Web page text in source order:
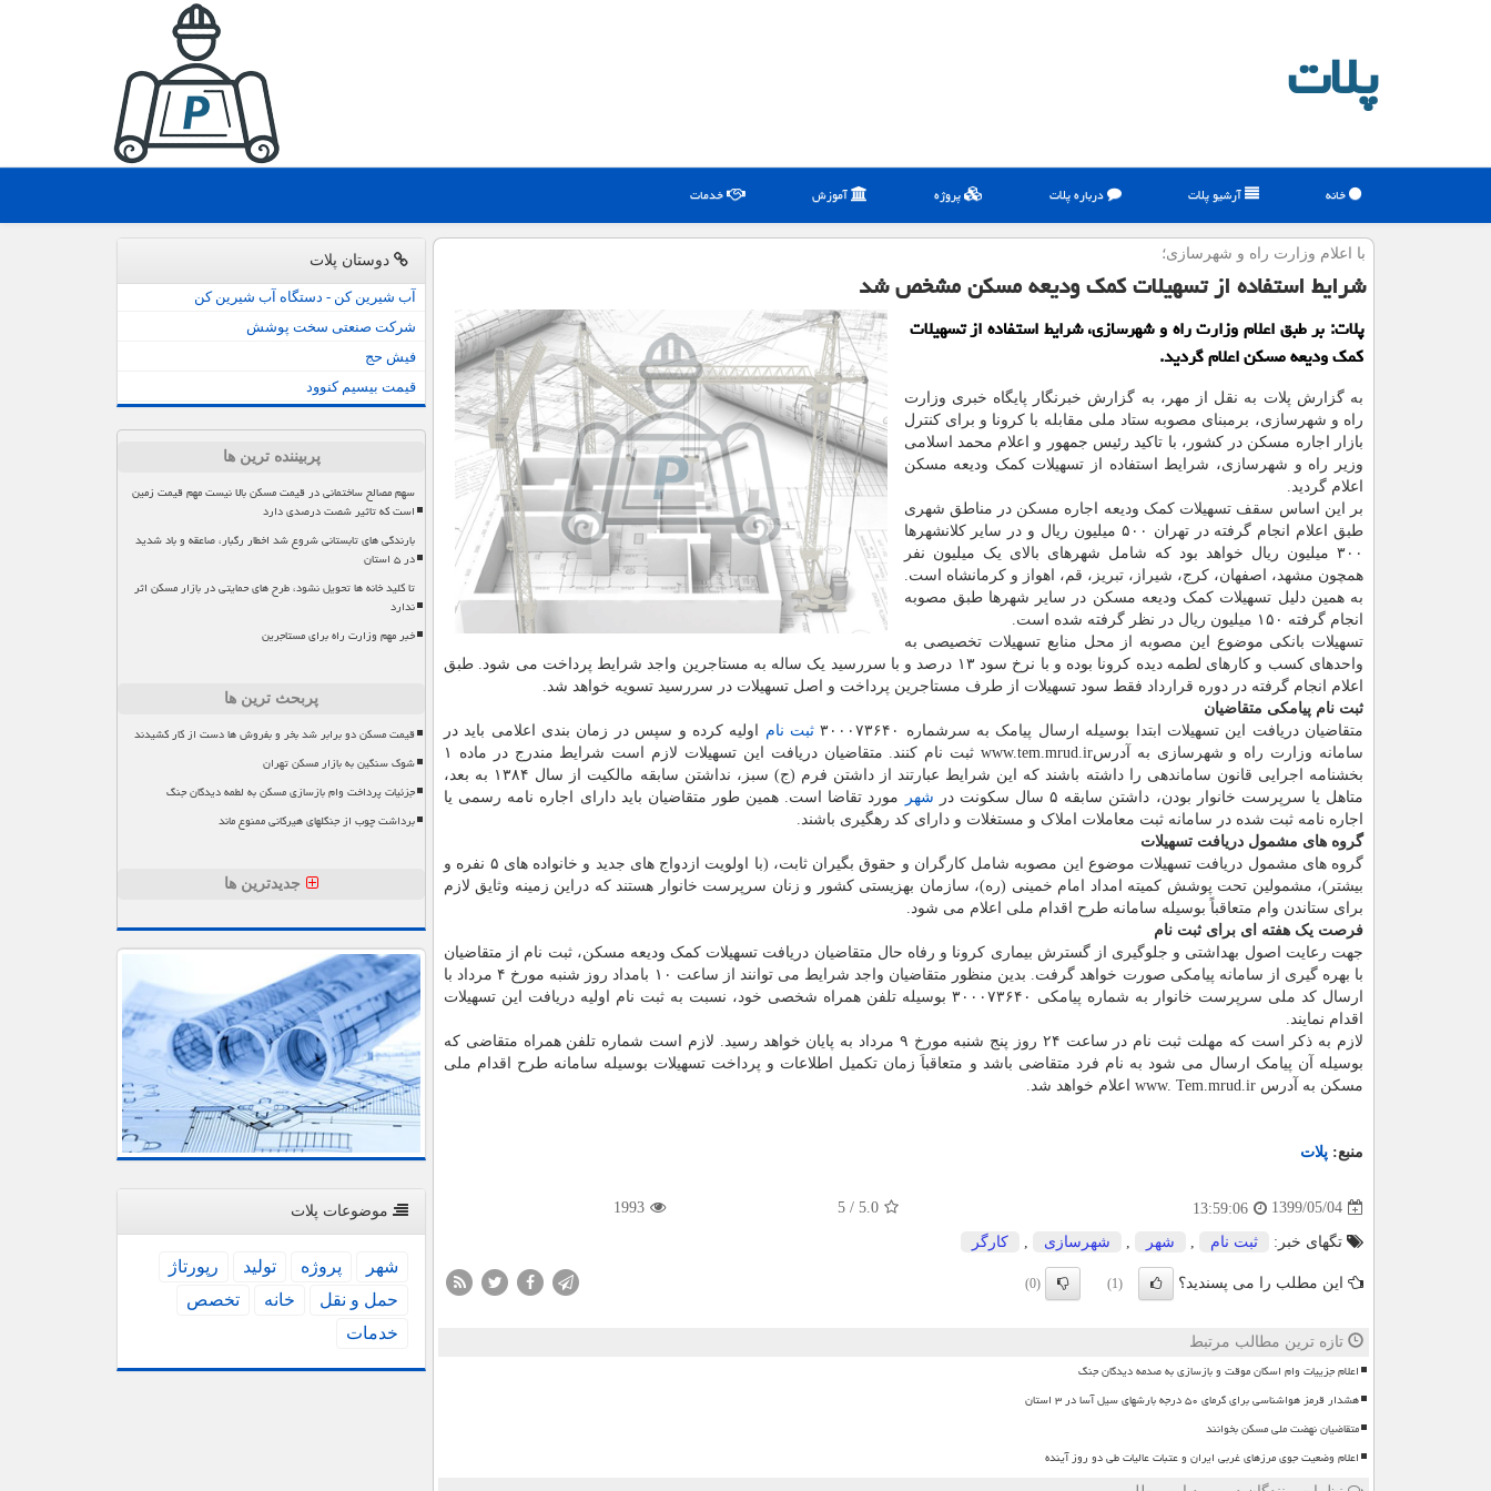
پلات
خانه آرشیو پلات درباره پلات پروژه آموزش خدمات
با اعلام وزارت راه و شهرسازی؛
شرایط استفاده از تسهیلات كمك ودیعه مسكن مشخص شد
پلات: بر طبق اعلام وزارت راه و شهرسازی، شرایط استفاده از تسهیلات
كمك ودیعه مسكن اعلام گردید.
به گزارش پلات به نقل از مهر، به گزارش خبرنگار پایگاه خبری وزارت
راه و شهرسازی، برمبنای مصوبه ستاد ملی مقابله با کرونا و برای کنترل
بازار اجاره مسکن در کشور، با تاکید رئیس جمهور و اعلام محمد اسلامی
وزیر راه و شهرسازی، شرایط استفاده از تسهیلات کمک ودیعه مسکن
اعلام گردید.
بر این اساس سقف تسهیلات کمک ودیعه اجاره مسکن در مناطق شهری
طبق اعلام انجام گرفته در تهران ۵۰۰ میلیون ریال و در سایر کلانشهرها
۳۰۰ میلیون ریال خواهد بود که شامل شهرهای بالای یک میلیون نفر
همچون مشهد، اصفهان، کرج، شیراز، تبریز، قم، اهواز و کرمانشاه است.
به همین دلیل تسهیلات کمک ودیعه مسکن در سایر شهرها طبق مصوبه
انجام گرفته ۱۵۰ میلیون ریال در نظر گرفته شده است.
تسهیلات بانکی موضوع این مصوبه از محل منابع تسهیلات تخصیصی به
واحدهای کسب و کارهای لطمه دیده کرونا بوده و با نرخ سود ۱۳ درصد و با سررسید یک ساله به مستاجرین واجد شرایط پرداخت می شود. طبق
اعلام انجام گرفته در دوره قرارداد فقط سود تسهیلات از طرف مستاجرین پرداخت و اصل تسهیلات در سررسید تسویه خواهد شد.
ثبت نام پیامکی متقاضیان
متقاضیان دریافت این تسهیلات ابتدا بوسیله ارسال پیامک به سرشماره ۳۰۰۰۷۳۶۴۰
ثبت نام اولیه کرده و سپس در زمان بندی اعلامی باید در
سامانه وزارت راه و شهرسازی به آدرسwww.tem.mrud.ir ثبت نام کنند. متقاضیان دریافت این تسهیلات لازم است شرایط مندرج در ماده ۱
بخشنامه اجرایی قانون ساماندهی را داشته باشند که این شرایط عبارتند از داشتن فرم (ج) سبز، نداشتن سابقه مالکیت از سال ۱۳۸۴ به بعد،
متاهل یا سرپرست خانوار بودن، داشتن سابقه ۵ سال سکونت در
شهر
مورد تقاضا است. همین طور متقاضیان باید دارای اجاره نامه رسمی یا
اجاره نامه ثبت شده در سامانه ثبت معاملات املاک و مستغلات و دارای کد رهگیری باشند.
گروه های مشمول دریافت تسهیلات
گروه های مشمول دریافت تسهیلات موضوع این مصوبه شامل کارگران و حقوق بگیران ثابت، (با اولویت ازدواج های جدید و خانواده های ۵ نفره و
بیشتر)، مشمولین تحت پوشش کمیته امداد امام خمینی (ره)، سازمان بهزیستی کشور و زنان سرپرست خانوار هستند که دراین زمینه وثایق لازم
برای ستاندن وام متعاقباً بوسیله سامانه طرح اقدام ملی اعلام می شود.
فرصت یک هفته ای برای ثبت نام
جهت رعایت اصول بهداشتی و جلوگیری از گسترش بیماری کرونا و رفاه حال متقاضیان دریافت تسهیلات کمک ودیعه مسکن، ثبت نام از متقاضیان
با بهره گیری از سامانه پیامکی صورت خواهد گرفت. بدین منظور متقاضیان واجد شرایط می توانند از ساعت ۱۰ بامداد روز شنبه مورخ ۴ مرداد با
ارسال کد ملی سرپرست خانوار به شماره پیامکی ۳۰۰۰۷۳۶۴۰ بوسیله تلفن همراه شخصی خود، نسبت به ثبت نام اولیه دریافت این تسهیلات
اقدام نمایند.
لازم به ذکر است که مهلت ثبت نام در ساعت ۲۴ روز پنج شنبه مورخ ۹ مرداد به پایان خواهد رسید. لازم است شماره تلفن همراه متقاضی که
بوسیله آن پیامک ارسال می شود به نام فرد متقاضی باشد و متعاقباَ زمان تکمیل اطلاعات و پرداخت تسهیلات بوسیله سامانه طرح اقدام ملی
مسکن به آدرس www. Tem.mrud.ir اعلام خواهد شد.
منبع: پلات
1399/05/04
13:59:06
5.0
/
5
1993
تگهای خبر: ثبت نام شهر شهرسازی كارگر
این مطلب را می پسندید؟ (1)
(0)
تازه ترین مطالب مرتبط
اعلام جزییات وام اسکان موقت و بازسازی به صدمه دیدگان جنگ
هشدار قرمز هواشناسی برای گرمای ۵۰ درجه بارشهای سیل آسا در ۳ استان
متقاضیان نهضت ملی مسکن بخوانند
اعلام وضعیت جوی مرزهای غربی ایران و عتبات عالیات طی دو روز آینده
دوستان پلات
آب شیرین کن - دستگاه آب شیرین کن
شرکت صنعتی سخت پوشش
فیش حج
قیمت بیسیم کنوود
پربیننده ترین ها
سهم مصالح ساختمانی در قیمت مسکن بالا نیست مهم قیمت زمین
است که تاثیر شصت درصدی دارد
بارندگی های تابستانی شروع شد اخطار رگبار، صاعقه و باد شدید
در ۵ استان
تا کلید خانه ها تحویل نشود، طرح های حمایتی در بازار مسکن اثر
ندارد
خبر مهم وزارت راه برای مستاجرین
پربحث ترین ها
قیمت مسکن دو برابر شد بخر و بفروش ها دست از کار کشیدند
شوک سنگین به بازار مسکن تهران
جزئیات پرداخت وام بازسازی مسکن به لطمه دیدگان جنگ
برداشت چوب از جنگلهای هیرکانی ممنوع ماند
جدیدترین ها
موضوعات پلات
شهر پروژه تولید
رپورتاژ
حمل و نقل
خانه
تخصص
خدمات